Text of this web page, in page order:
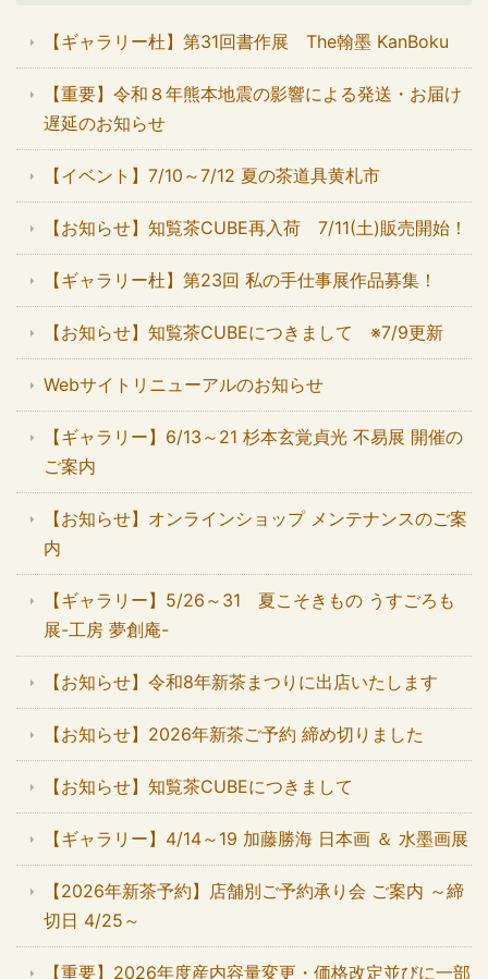
【ギャラリー杜】第31回書作展 The翰墨 KanBoku
【重要】令和８年熊本地震の影響による発送・お届け
遅延のお知らせ
【イベント】7/10～7/12 夏の茶道具黄札市
【お知らせ】知覧茶CUBE再入荷 7/11(土)販売開始！
【ギャラリー杜】第23回 私の手仕事展作品募集！
【お知らせ】知覧茶CUBEにつきまして ※7/9更新
Webサイトリニューアルのお知らせ
【ギャラリー】6/13～21 杉本玄覚貞光 不易展 開催の
ご案内
【お知らせ】オンラインショップ メンテナンスのご案
内
【ギャラリー】5/26～31 夏こそきもの うすごろも
展-工房 夢創庵-
【お知らせ】令和8年新茶まつりに出店いたします
【お知らせ】2026年新茶ご予約 締め切りました
【お知らせ】知覧茶CUBEにつきまして
【ギャラリー】4/14～19 加藤勝海 日本画 ＆ 水墨画展
【2026年新茶予約】店舗別ご予約承り会 ご案内 ～締
切日 4/25～
【重要】2026年度産内容量変更・価格改定並びに一部